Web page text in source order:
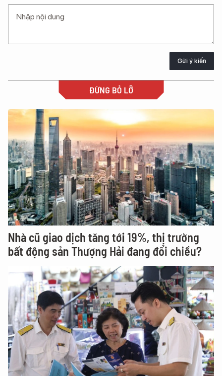
Gửi ý kiến
ĐỪNG BỎ LỠ
Nhà cũ giao dịch tăng tới 19%, thị trường
bất động sản Thượng Hải đang đổi chiều?